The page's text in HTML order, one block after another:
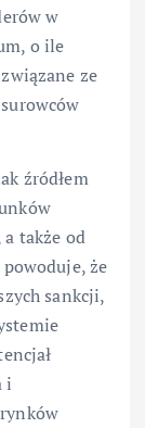
w
o ile
ze
źródłem
także od
że
sankcji,
i